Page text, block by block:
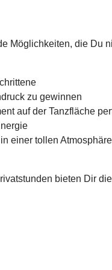
Möglichkeiten, die Du
zu gewinnen
auf der Tanzfläche
einer tollen
bieten Dir